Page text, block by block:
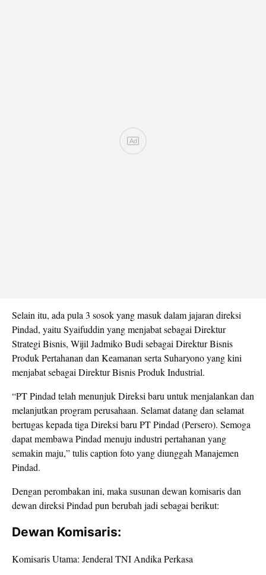
Selain itu, ada pula 3 sosok yang masuk dalam jajaran direksi
Pindad, yaitu Syaifuddin yang menjabat sebagai Direktur
Strategi Bisnis, Wijil Jadmiko Budi sebagai Direktur Bisnis
Produk Pertahanan dan Keamanan serta Suharyono yang kini
menjabat sebagai Direktur Bisnis Produk Industrial.
“PT Pindad telah menunjuk Direksi baru untuk menjalankan dan
melanjutkan program perusahaan. Selamat datang dan selamat
bertugas kepada tiga Direksi baru PT Pindad (Persero). Semoga
dapat membawa Pindad menuju industri pertahanan yang
semakin maju,” tulis caption foto yang diunggah Manajemen
Pindad.
Dengan perombakan ini, maka susunan dewan komisaris dan
dewan direksi Pindad pun berubah jadi sebagai berikut:
Dewan Komisaris:
Komisaris Utama: Jenderal TNI Andika Perkasa